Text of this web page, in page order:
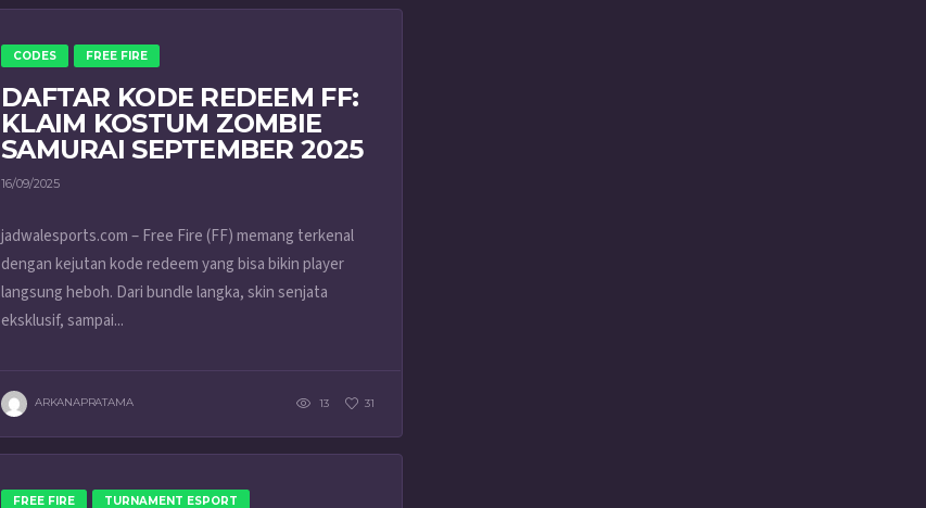
CODES FREE FIRE
DAFTAR KODE REDEEM FF:
KLAIM KOSTUM ZOMBIE
SAMURAI SEPTEMBER 2025
16/09/2025
jadwalesports.com – Free Fire (FF) memang terkenal
dengan kejutan kode redeem yang bisa bikin player
langsung heboh. Dari bundle langka, skin senjata
eksklusif, sampai...
ARKANAPRATAMA 13 31
FREE FIRE TURNAMENT ESPORT